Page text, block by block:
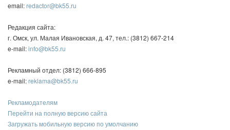
email:redactor@bk55.ru
Редакция сайта:
г. Омск, ул. Малая Ивановская, д. 47, тел.: (3812) 667-214
e-mail:info@bk55.ru
Рекламный отдел: (3812) 666-895
e-mail:reklama@bk55.ru
Рекламодателям
Перейти на полную версию сайта
Загружать мобильную версию по умолчанию